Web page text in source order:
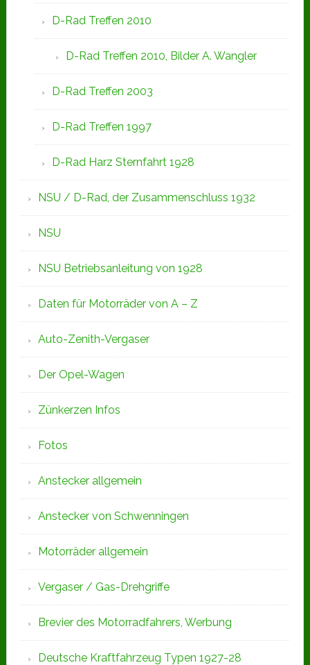
D-Rad Treffen 2010
D-Rad Treffen 2010, Bilder A. Wangler
D-Rad Treffen 2003
D-Rad Treffen 1997
D-Rad Harz Sternfahrt 1928
NSU / D-Rad, der Zusammenschluss 1932
NSU
NSU Betriebsanleitung von 1928
Daten für Motorräder von A – Z
Auto-Zenith-Vergaser
Der Opel-Wagen
Zünkerzen Infos
Fotos
Anstecker allgemein
Anstecker von Schwenningen
Motorräder allgemein
Vergaser / Gas-Drehgriffe
Brevier des Motorradfahrers, Werbung
Deutsche Kraftfahrzeug Typen 1927-28